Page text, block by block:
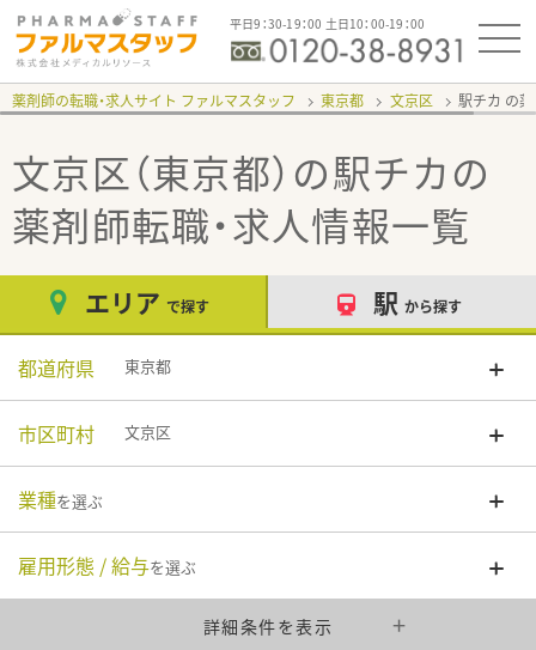
平日9：30-19：00 土日10：00-19：00
薬剤師の転職・求人サイト ファルマスタッフ 東京都 文京区 駅チカ
文京区（東京都）の駅チカの
薬剤師転職・求人情報一覧
エリア で探す 駅 から探す
都道府県 東京都
市区町村 文京区
業種を選ぶ
雇用形態 / 給与を選ぶ
詳細条件を表示